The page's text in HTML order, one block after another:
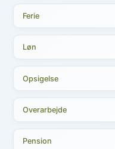
Ferie
Løn
Opsigelse
Overarbejde
Pension